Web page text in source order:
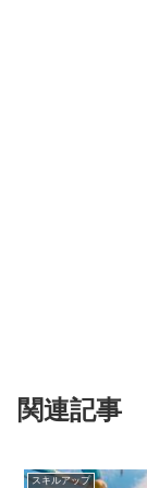
関連記事
スキルアップ